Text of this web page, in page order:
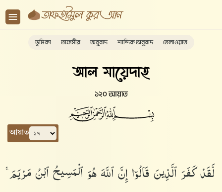
ভূমিকা তাফসীর অনুবাদ শাব্দিক অনুবাদ তেলাওয়াত
আল মায়েদাহ
১২০ আয়াত
আয়াত
لَّقَدْ كَفَرَ ٱلَّذِينَ قَالُوٓا۟ إِنَّ ٱللَّهَ هُوَ ٱلْمَسِيحُ ٱبْنُ مَرْيَمَ ۚ